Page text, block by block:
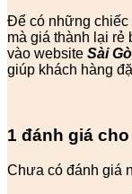
Để có những chiếc
mà giá thành lại rẻ
vào website Sài
giúp khách hàng
1 đánh giá cho
Chưa có đánh giá